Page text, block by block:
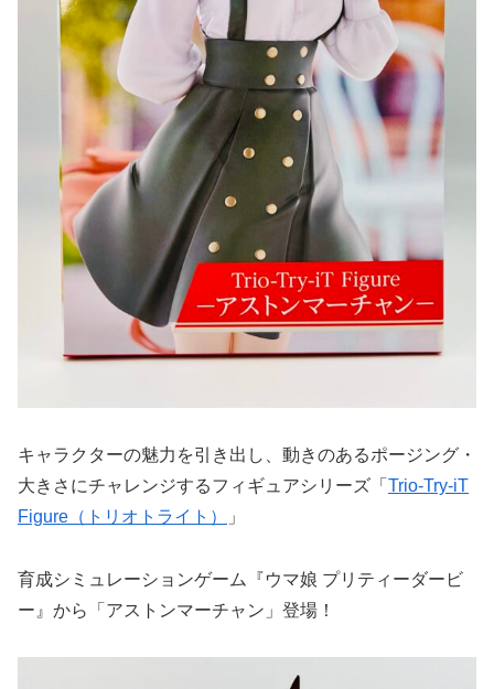
キャラクターの魅力を引き出し、動きのあるポージング・
大きさにチャレンジするフィギュアシリーズ「 Trio-Try-iT
Figure（トリオトライト）
」
育成シミュレーションゲーム『ウマ娘 プリティーダービ
ー』から「アストンマーチャン」登場！